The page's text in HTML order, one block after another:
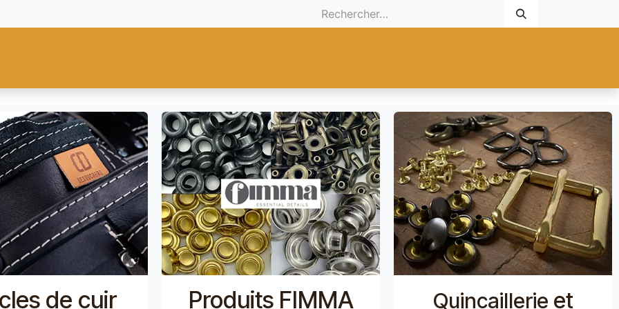
de cuir
Produits FIMMA Quincaillerie et